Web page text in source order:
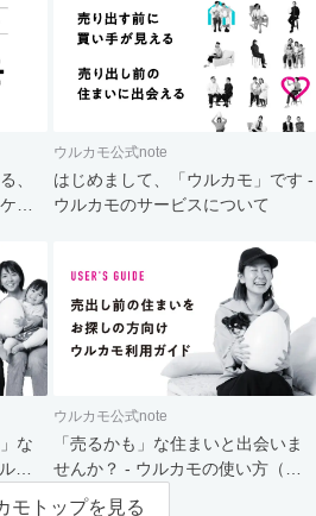
、
ッ
ウルカモ公式note
はじめまして、「ウルカモ」です -
ウルカモのサービスについて
な
カ
ウルカモ公式note
「売るかも」な住まいと出会いま
せんか？ - ウルカモの使い方（買
主さま向け）
モトップを見る